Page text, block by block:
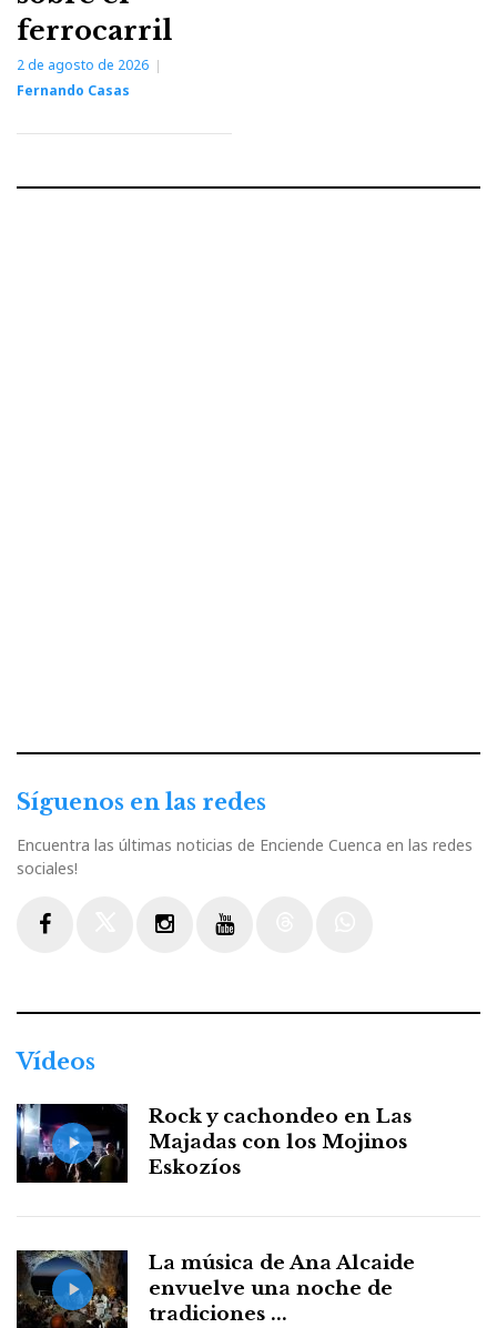
ferrocarril
2 de agosto de 2026
Fernando Casas
Síguenos en las redes
Encuentra las últimas noticias de Enciende Cuenca en las redes
sociales!
Vídeos
Rock y cachondeo en Las
Majadas con los Mojinos
Eskozíos
La música de Ana Alcaide
envuelve una noche de
tradiciones ...